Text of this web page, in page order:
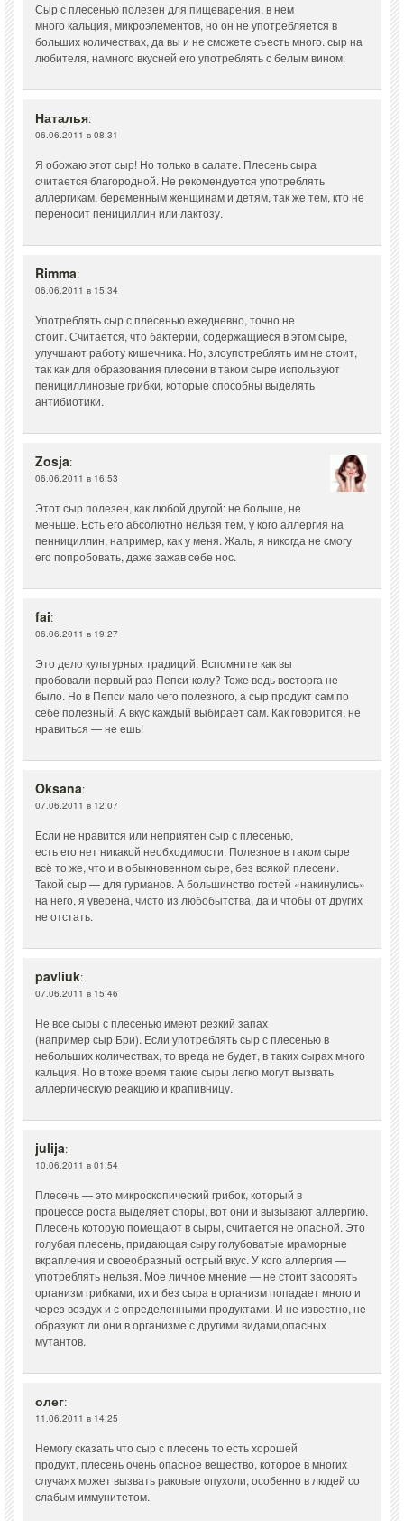
Сыр с плесенью полезен для пищеварения, в нем
много кальция, микроэлементов, но он не употребляется в
больших количествах, да вы и не сможете съесть много. сыр на
любителя, намного вкусней его употреблять с белым вином.
Наталья:
06.06.2011 в 08:31
Я обожаю этот сыр! Но только в салате. Плесень сыра
считается благородной. Не рекомендуется употреблять
аллергикам, беременным женщинам и детям, так же тем, кто не
переносит пенициллин или лактозу.
Rimma:
06.06.2011 в 15:34
Употреблять сыр с плесенью ежедневно, точно не
стоит. Считается, что бактерии, содержащиеся в этом сыре,
улучшают работу кишечника. Но, злоупотреблять им не стоит,
так как для образования плесени в таком сыре используют
пенициллиновые грибки, которые способны выделять
антибиотики.
Zosja:
06.06.2011 в 16:53
Этот сыр полезен, как любой другой: не больше, не
меньше. Есть его абсолютно нельзя тем, у кого аллергия на
пеннициллин, например, как у меня. Жаль, я никогда не смогу
его попробовать, даже зажав себе нос.
fai:
06.06.2011 в 19:27
Это дело культурных традиций. Вспомните как вы
пробовали первый раз Пепси-колу? Тоже ведь восторга не
было. Но в Пепси мало чего полезного, а сыр продукт сам по
себе полезный. А вкус каждый выбирает сам. Как говорится, не
нравиться — не ешь!
Oksana:
07.06.2011 в 12:07
Если не нравится или неприятен сыр с плесенью,
есть его нет никакой необходимости. Полезное в таком сыре
всё то же, что и в обыкновенном сыре, без всякой плесени.
Такой сыр — для гурманов. А большинство гостей «накинулись»
на него, я уверена, чисто из любобытства, да и чтобы от других
не отстать.
pavliuk:
07.06.2011 в 15:46
Не все сыры с плесенью имеют резкий запах
(например сыр Бри). Если употреблять сыр с плесенью в
небольших количествах, то вреда не будет, в таких сырах много
кальция. Но в тоже время такие сыры легко могут вызвать
аллергическую реакцию и крапивницу.
julija:
10.06.2011 в 01:54
Плесень — это микроскопический грибок, который в
процессе роста выделяет споры, вот они и вызывают аллергию.
Плесень которую помещают в сыры, считается не опасной. Это
голубая плесень, придающая сыру голубоватые мраморные
вкрапления и своеобразный острый вкус. У кого аллергия —
употреблять нельзя. Мое личное мнение — не стоит засорять
организм грибками, их и без сыра в организм попадает много и
через воздух и с определенными продуктами. И не известно, не
образуют ли они в организме с другими видами,опасных
мутантов.
олег:
11.06.2011 в 14:25
Немогу сказать что сыр с плесень то есть хорошей
продукт, плесень очень опасное вещество, которое в многих
случаях может вызвать раковые опухоли, особенно в людей со
слабым иммунитетом.